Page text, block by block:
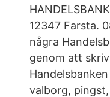
12347 Farsta.
några
genom att
valborg,